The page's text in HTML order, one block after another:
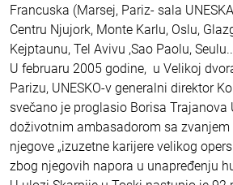
Francuska (Marsej, Pariz- sala
Centru Njujork, Monte Karlu, Oslu,
Kejptaunu, Tel Avivu ,Sao Paolu,
U februaru 2005 godine, u Velikoj
Parizu, UNESKO-v generalni direktor
svečano je proglasio Borisa Trajanova
doživotnim ambasadorom sa
njegove „izuzetne karijere velikog
zbog njegovih napora u unapređenju